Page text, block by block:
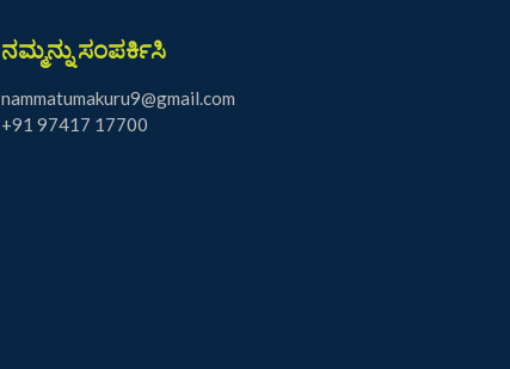
ನಮ್ಮನ್ನು ಸಂಪರ್ಕಿಸಿ
nammatumakuru9@gmail.com
+91 97417 17700